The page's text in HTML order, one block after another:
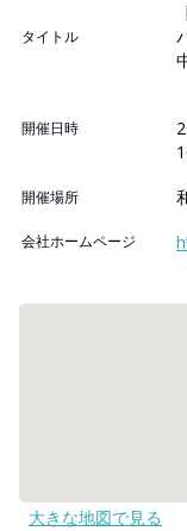
タイトル
開催日時
開催場所
会社ホームページ
大きな地図で見る